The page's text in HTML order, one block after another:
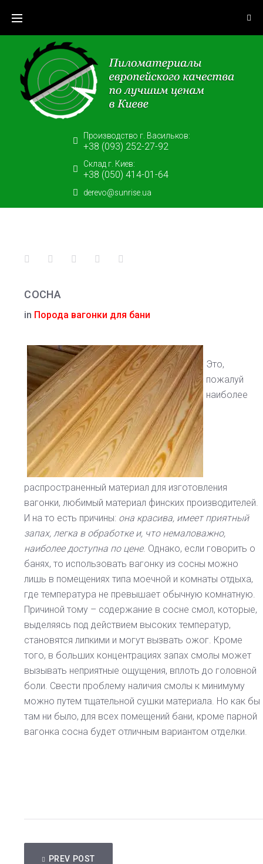
content
Производство г. Васильков:
+38 (093) 252-27-92
Склад г. Киев:
+38 (050) 414-01-64
derevo@sunrise.ua
Facebook
Twitter Google+LinkedIn
СОСНА
in Порода вагонки для бани
Это,
пожалуй
наиболее
распространенный материал для изготовления
вагонки, любимый материал финских производителей.
И на то есть причины: она красива, имеет приятный
запах, легка в обработке и, что немаловажно,
наиболее доступна по цене. Однако, если говорить о
банях, то использовать вагонку из сосны можно
лишь в помещениях типа моечной и комнаты отдыха,
где температура не превышает обычную комнатную.
Причиной тому – содержание в сосне смол, которые,
выделяясь под действием высоких температур,
становятся липкими и могут вызвать ожог. Кроме
того, в больших концентрациях запах смолы может
вызывать неприятные ощущения, вплоть до головной
боли. Свести проблему наличия смолы к минимуму
можно путем тщательной сушки материала. Но как бы
там ни было, для всех помещений бани, кроме парной
вагонка сосна будет отличным вариантом отделки.
PREV POST